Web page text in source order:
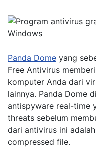
Panda Dome yang
Free Antivirus
komputer Anda dari
lainnya. Panda Dome
antispyware real-time
threats sebelum
dari antivirus ini
compressed file.